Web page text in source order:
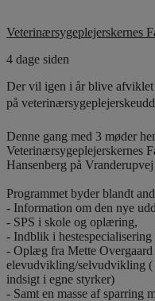
Veterinærsygeplejerskernes
4 dage siden
Der vil igen i år blive
på
Denne gang med 3 møder
Veterinærsygeplejerskernes
Hansenberg på
Programmet byder blandt
- Information om den nye
- SPS i skole og oplæring,
- Indblik i hestespecialisering
- Oplæg fra Mette
elevudvikling/selvudvikling (
indsigt i egne styrker)
- Samt en masse af sparring